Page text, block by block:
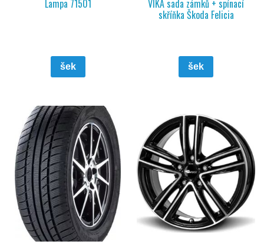
Lampa 71501
šek
VIKA sada zámků + spínací
skříňka Škoda Felicia
šek